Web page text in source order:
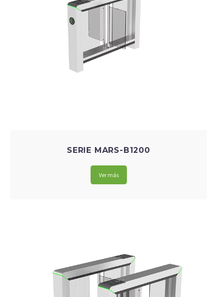
SERIE MARS-B1200
Ver más